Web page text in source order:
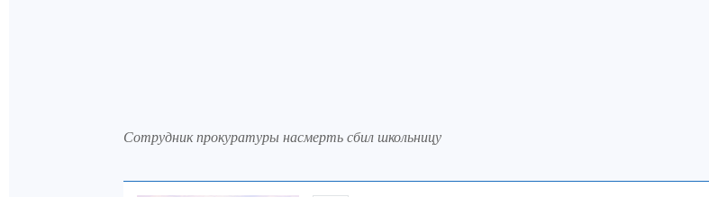
Сотрудник прокуратуры насмерть сбил школьницу